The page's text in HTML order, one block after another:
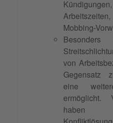
Mobbing-
von
Gegensatz
eine
ermöglicht.